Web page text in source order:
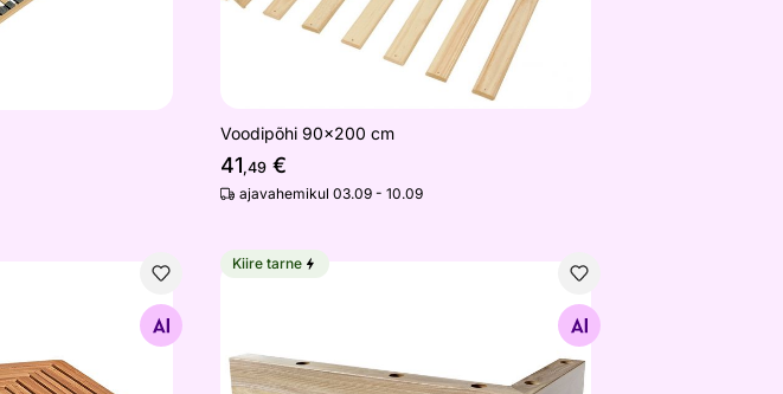
Voodipõhi 90x200 cm
41,49€
ajavahemikul 03.09 - 10.09
Kiire tarne